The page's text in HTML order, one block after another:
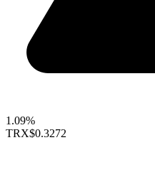
1.09%
TRX$0.3272